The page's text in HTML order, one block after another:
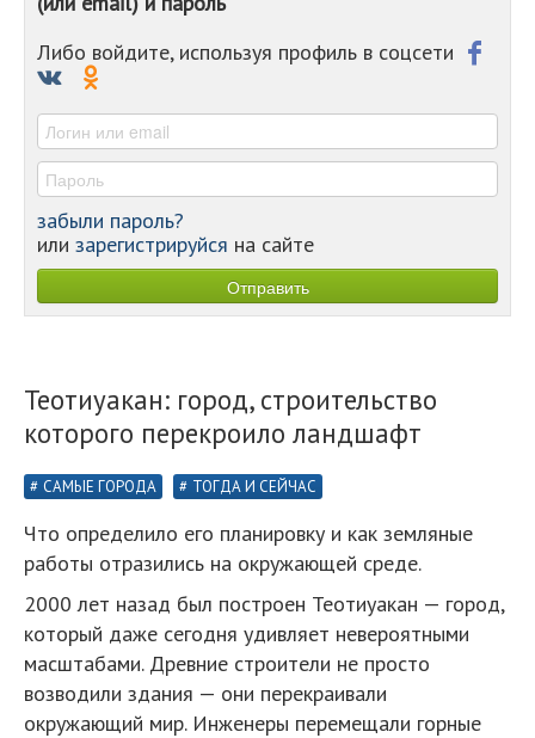
-
Либо войдите, используя профиль в соцсети
забыли пароль?
или зарегистрируйся на сайте
Теотиуакан: город, строительство
которого перекроило ландшафт
САМЫЕ ГОРОДА ТОГДА И СЕЙЧАС
Что определило его планировку и как земляные
работы отразились на окружающей среде.
2000 лет назад был построен Теотиуакан — город,
который даже сегодня удивляет невероятными
масштабами. Древние строители не просто
возводили здания — они перекраивали
окружающий мир. Инженеры перемещали горные